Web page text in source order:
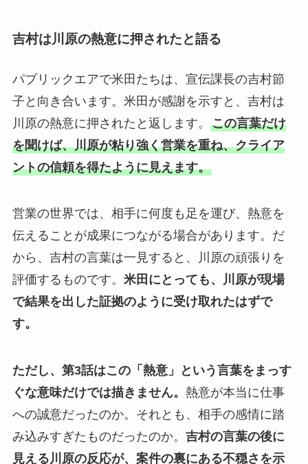
吉村は川原の熱意に押されたと語る
パブリックエアで米田たちは、宣伝課長の吉村節
子と向き合います。米田が感謝を示すと、吉村は
川原の熱意に押されたと返します。 この言葉だけ
を聞けば、川原が粘り強く営業を重ね、クライア
ントの信頼を得たように見えます。
営業の世界では、相手に何度も足を運び、熱意を
伝えることが成果につながる場合があります。だ
から、吉村の言葉は一見すると、川原の頑張りを
評価するものです。 米田にとっても、川原が現場
で結果を出した証拠のように受け取れたはずで
す。
ただし、第3話はこの「熱意」という言葉をまっす
ぐな意味だけでは描きません。 熱意が本当に仕事
への誠意だったのか。それとも、相手の感情に踏
み込みすぎたものだったのか。 吉村の言葉の後に
見える川原の反応が、案件の裏にある不穏さを示